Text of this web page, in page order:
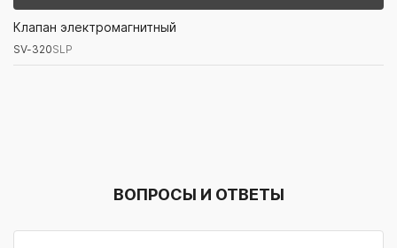
Артикул/Бренд
SV-320SLP
Клапан электромагнитный
SV-320SLP
ВОПРОСЫ И ОТВЕТЫ